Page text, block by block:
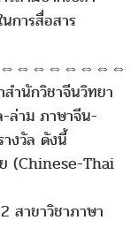
การสื่อสาร
ำนักวิชาจีนวิทยา
-ล่าม ภาษาจีน-
งวัล ดังนี้
(Chinese-Thai
สาขาวิชาภาษา